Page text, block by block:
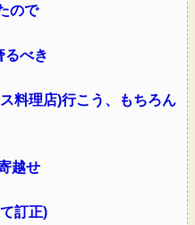
ので
るべき
料理店)行こう、もちろん
越せ
訂正)